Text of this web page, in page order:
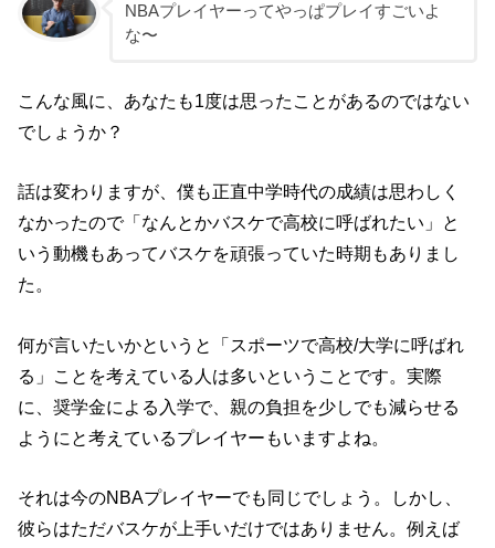
NBAプレイヤーってやっぱプレイすごいよ
な〜
こんな風に、あなたも1度は思ったことがあるのではない
でしょうか？
話は変わりますが、僕も正直中学時代の成績は思わしく
なかったので「なんとかバスケで高校に呼ばれたい」と
いう動機もあってバスケを頑張っていた時期もありまし
た。
何が言いたいかというと「スポーツで高校/大学に呼ばれ
る」ことを考えている人は多いということです。実際
に、奨学金による入学で、親の負担を少しでも減らせる
ようにと考えているプレイヤーもいますよね。
それは今のNBAプレイヤーでも同じでしょう。しかし、
彼らはただバスケが上手いだけではありません。例えば